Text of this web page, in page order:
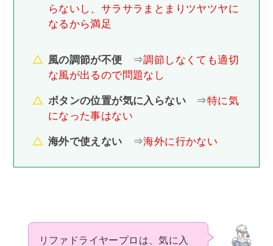
らないし、サラサラまとまりツヤツヤに
なるから満足
風の調節が不便 ⇒調節しなくても適切
な風が出るので問題なし
ボタンの位置が気に入らない⇒特に気
になった事はない
海外で使えない ⇒海外に行かない
リファドライヤープロは、気に入